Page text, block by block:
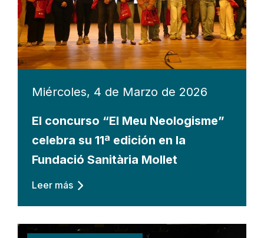
Miércoles, 4 de Marzo de 2026
El concurso “El Meu Neologisme”
celebra su 11ª edición en la
Fundació Sanitària Mollet
Leer más